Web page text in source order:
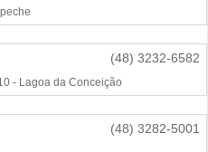
(48) 3232-6582
- Lagoa da Conceição
(48) 3282-5001